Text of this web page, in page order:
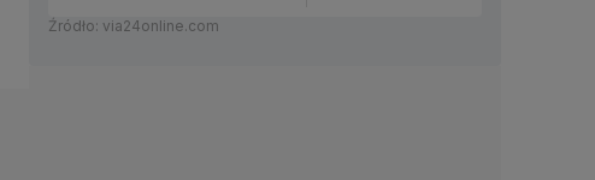
Źródło: via24online.com